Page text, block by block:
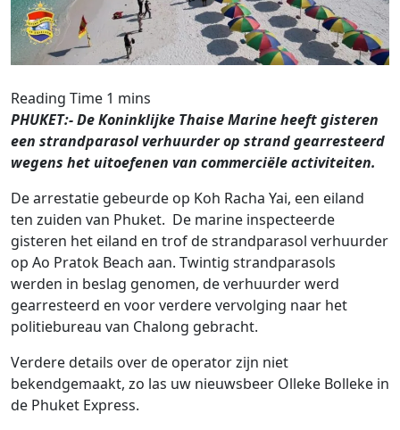
PHUKET:- De Koninklijke Thaise Marine heeft gisteren
een strandparasol verhuurder op strand gearresteerd
wegens het uitoefenen van commerciële activiteiten.
De arrestatie gebeurde op Koh Racha Yai, een eiland
ten zuiden van Phuket. De marine inspecteerde
gisteren het eiland en trof de strandparasol verhuurder
op Ao Pratok Beach aan. Twintig strandparasols
werden in beslag genomen, de verhuurder werd
gearresteerd en voor verdere vervolging naar het
politiebureau van Chalong gebracht.
Verdere details over de operator zijn niet
bekendgemaakt, zo las uw nieuwsbeer Olleke Bolleke in
de Phuket Express.